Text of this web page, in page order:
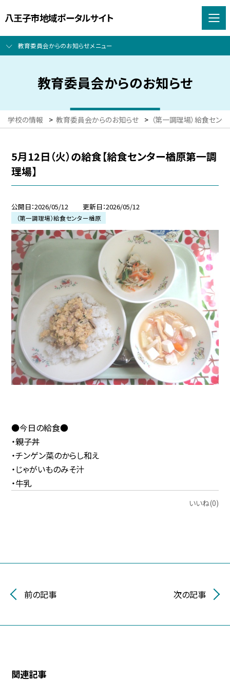
八王子市地域ポータルサイト
教育委員会からのお知らせメニュー
教育委員会からのお知らせ
学校の情報 > 教育委員会からのお知らせ > （第一調理場）給食セン
5月12日（火）の給食【給食センター楢原第一調
理場】
公開日 2026/05/12 更新日 2026/05/12
（第一調理場）給食センター楢原
●今日の給食●
・親子丼
・チンゲン菜のからし和え
・じゃがいものみそ汁
・牛乳
いいね(0)
前の記事 次の記事
関連記事